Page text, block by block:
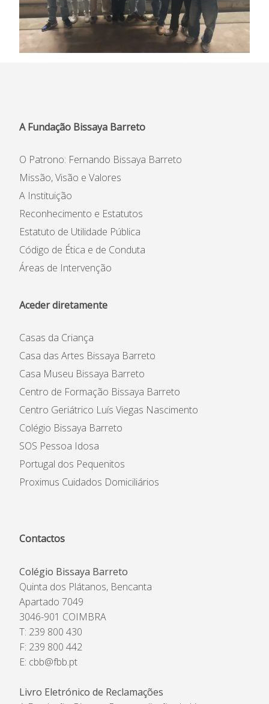
A Fundação Bissaya Barreto
O Patrono: Fernando Bissaya Barreto
Missão, Visão e Valores
A Instituição
Reconhecimento e Estatutos
Estatuto de Utilidade Pública
Código de Ética e de Conduta
Áreas de Intervenção
Aceder diretamente
Casas da Criança
Casa das Artes Bissaya Barreto
Casa Museu Bissaya Barreto
Centro de Formação Bissaya Barreto
Centro Geriátrico Luís Viegas Nascimento
Colégio Bissaya Barreto
SOS Pessoa Idosa
Portugal dos Pequenitos
Proximus Cuidados Domiciliários
Contactos
Colégio Bissaya Barreto
Quinta dos Plátanos, Bencanta
Apartado 7049
3046-901 COIMBRA
T: 239 800 430
F: 239 800 442
E: cbb@fbb.pt
Livro Eletrónico de Reclamações